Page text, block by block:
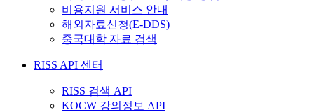
비용지원 서비스 안내
해외자료신청(E-DDS)
중국대학 자료 검색
RISS API 센터
RISS 검색 API
KOCW 강의정보 API